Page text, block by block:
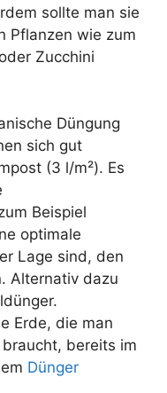
sollte man sie
Pflanzen wie zum
Zucchini
Düngung
sich gut
(3 l/m²). Es
Beispiel
optimale
Lage sind, den
Alternativ dazu
Erde, die man
bereits im
Dünger